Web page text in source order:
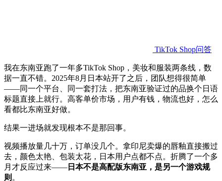
TikTok Shop问答
我在东南亚跑了一年多TikTok Shop，美妆和服装两条线，数
据一直不错。2025年8月日本站开了之后，团队想得很简单
——同一个平台、同一套打法，把东南亚验证过的品换个日语
标题直接上就行。高客单价市场，用户有钱，物流也好，怎么
看都比东南亚好做。
结果一进场就发现根本不是那回事。
视频播放量几十万，订单没几个。拿印尼卖爆的唇釉直接搬过
去，颜色太艳、包装太花，日本用户点都不点。折腾了一个多
月才反应过来—— 日本不是高配版东南亚，是另一个游戏规
则 。